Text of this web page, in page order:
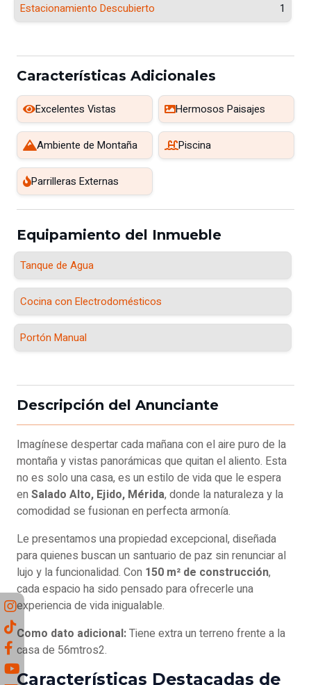
Estacionamiento Descubierto 1
Características Adicionales
Excelentes Vistas Hermosos Paisajes
Ambiente de Montaña Piscina
Parrilleras Externas
Equipamiento del Inmueble
Tanque de Agua
Cocina con Electrodomésticos
Portón Manual
Descripción del Anunciante
Imagínese despertar cada mañana con el aire puro de la
montaña y vistas panorámicas que quitan el aliento. Esta
no es solo una casa, es un estilo de vida que le espera
en Salado Alto, Ejido, Mérida, donde la naturaleza y la
comodidad se fusionan en perfecta armonía.
Le presentamos una propiedad excepcional, diseñada
para quienes buscan un santuario de paz sin renunciar al
lujo y la funcionalidad. Con 150 m² de construcción,
cada espacio ha sido pensado para ofrecerle una
experiencia de vida inigualable.
Como dato adicional:Tiene extra un terreno frente a la
casa de 56mtros2.
Características Destacadas de